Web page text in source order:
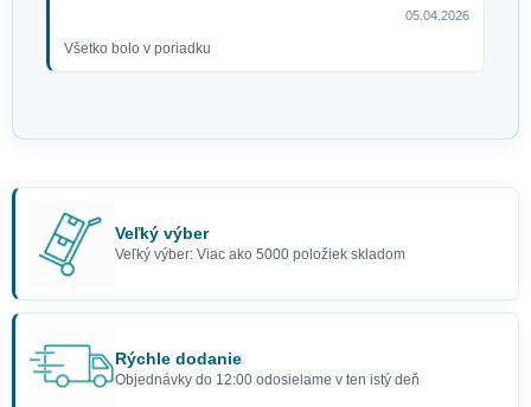
05.04.2026
Všetko bolo v poriadku
Veľký výber
Veľký výber: Viac ako 5000 položiek skladom
Rýchle dodanie
Objednávky do 12:00 odosielame v ten istý deň